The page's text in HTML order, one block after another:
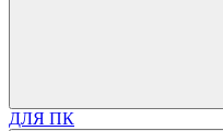
ДЛЯ ПК